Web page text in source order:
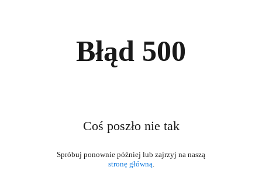
Błąd 500
Coś poszło nie tak
stronę główną.